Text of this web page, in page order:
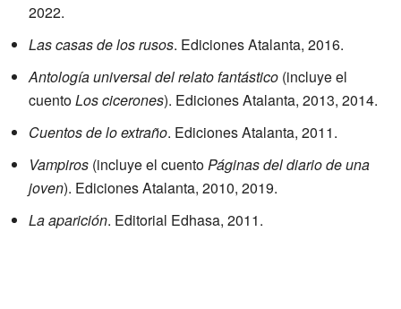
2022.
Las casas de los rusos. Ediciones Atalanta, 2016.
Antología universal del relato fantástico (incluye el
cuentoLos cicerones). Ediciones Atalanta, 2013, 2014.
Cuentos de lo extraño. Ediciones Atalanta, 2011.
Vampiros (incluye el cuentoPáginas del diario de una
joven). Ediciones Atalanta, 2010, 2019.
La aparición. Editorial Edhasa, 2011.